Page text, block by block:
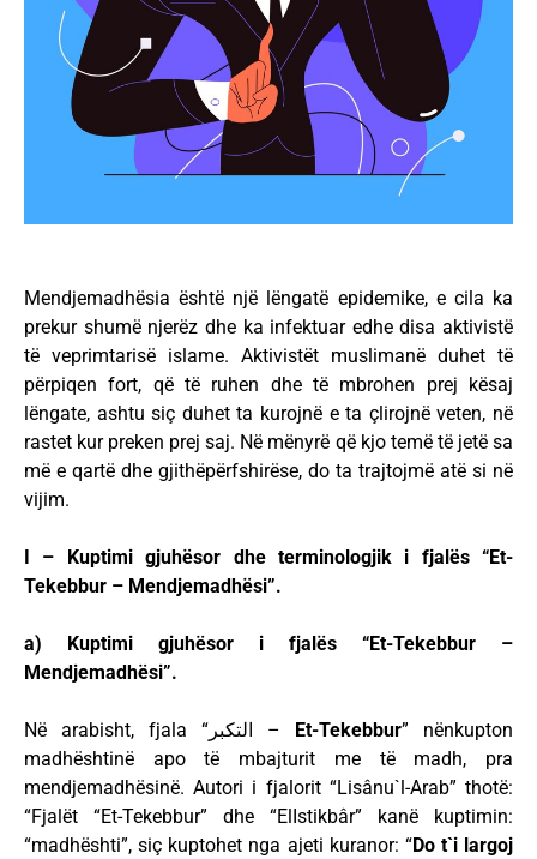
Mendjemadhësia është një lëngatë epidemike, e cila ka
prekur shumë njerëz dhe ka infektuar edhe disa aktivistë
të veprimtarisë islame. Aktivistët muslimanë duhet të
përpiqen fort, që të ruhen dhe të mbrohen prej kësaj
lëngate, ashtu siç duhet ta kurojnë e ta çlirojnë veten, në
rastet kur preken prej saj. Në mënyrë që kjo temë të jetë sa
më e qartë dhe gjithëpërfshirëse, do ta trajtojmë atë si në
vijim.
I – Kuptimi gjuhësor dhe terminologjik i fjalës “Et-
Tekebbur – Mendjemadhësi”.
a) Kuptimi gjuhësor i fjalës “Et-Tekebbur –
Mendjemadhësi”.
Në arabisht, fjala “التكبر – Et-Tekebbur” nënkupton
madhështinë apo të mbajturit me të madh, pra
mendjemadhësinë. Autori i fjalorit “Lisânu`l-Arab” thotë:
“Fjalët “Et-Tekebbur” dhe “ElIstikbâr” kanë kuptimin:
“madhështi”, siç kuptohet nga ajeti kuranor: “Do t`i largoj